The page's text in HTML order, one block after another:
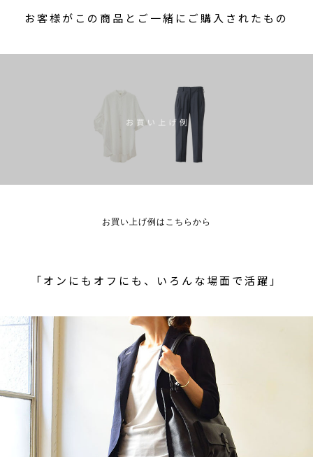
お客様がこの商品とご一緒にご購入されたもの
お買い上げ例はこちらから
「オンにもオフにも、いろんな場面で活躍」